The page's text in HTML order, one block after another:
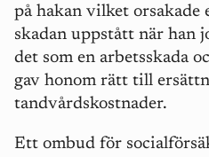
på hakan vilket orsakade
skadan uppstått när han
det som en arbetsskada
gav honom rätt till
tandvårdskostnader.
Ett ombud för